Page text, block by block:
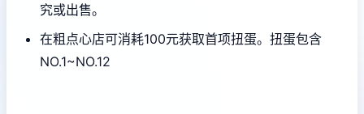
究或出售。
在粗点心店可消耗100元获取首项扭蛋。扭蛋包含
NO.1~NO.12